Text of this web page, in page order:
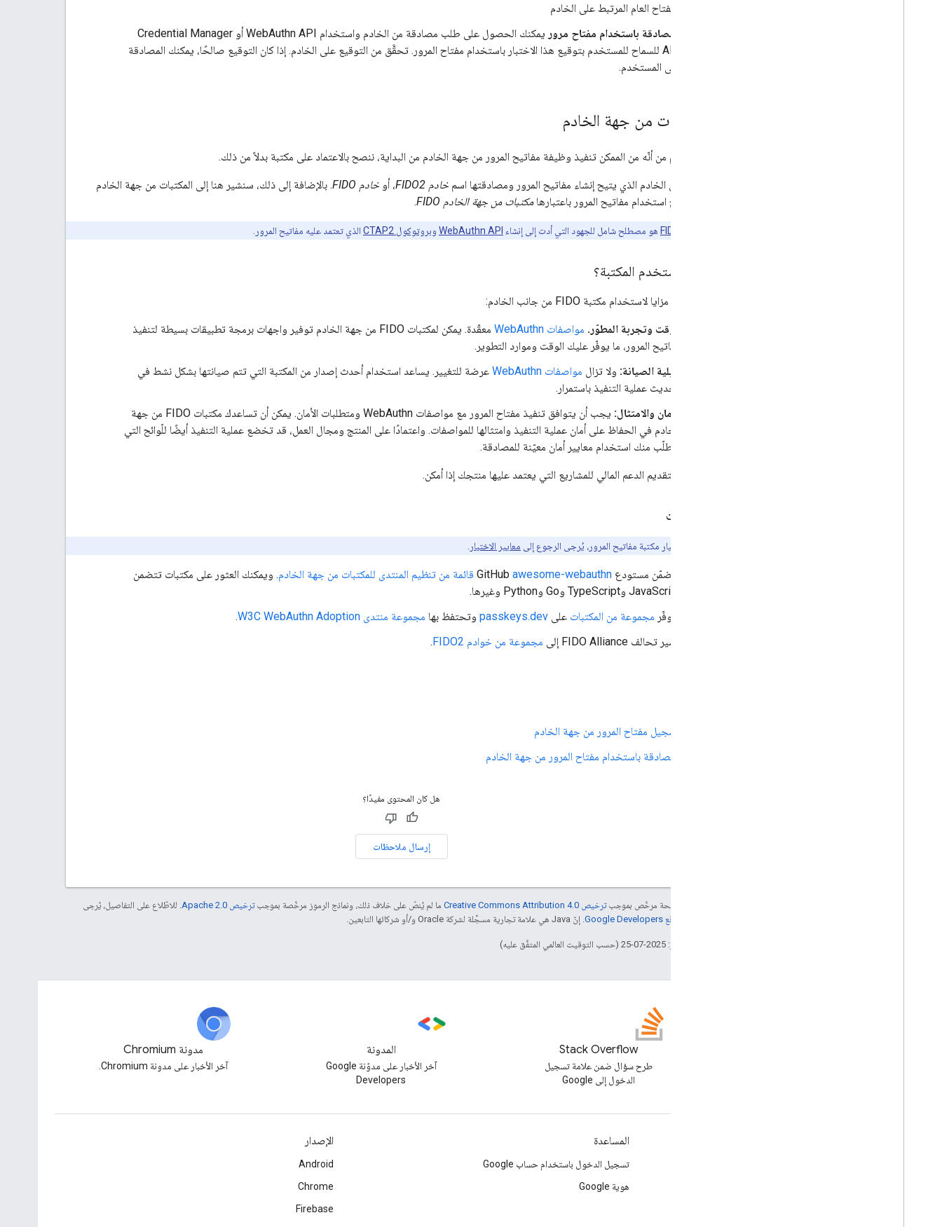
المفتاح العام المرتبط على الخادم
المصادقة باستخدام مفتاح مرور
يمكنك الحصول على طلب مصادقة من الخادم واستخدام WebAuthn API أو Credential Manager
API للسماح للمستخدم بتوقيع هذا الاختبار باستخدام مفتاح المرور. تحقَّق من التوقيع على الخادم. إذا كان التوقيع صالحًا، يمكنك المصادقة
على المستخدم.
المكتبات من جهة الخادم
على الرغم من أنّه من الممكن تنفيذ وظيفة مفاتيح المرور من جهة الخادم من البداية، ننصح بالاعتماد على مكتبة بدلاً من ذلك.
يُطلَق على الخادم الذي يتيح إنشاء مفاتيح المرور ومصادقتها اسم خادم FIDO2 ، أو خادم FIDO
. بالإضافة إلى ذلك، سنشير هنا إلى المكتبات من جهة الخادم
التي تتيح استخدام مفاتيح المرور باعتبارها مكتبات من جهة الخادم FIDO .
FIDO2 هو مصطلح شامل للجهود التي أدت إلى إنشاء WebAuthn API وبروتوكول CTAP2 الذي تعتمد عليه مفاتيح المرور.
لماذا تستخدم المكتبة؟
هناك عدة مزايا لاستخدام مكتبة FIDO من جانب الخادم:
الوقت وتجربة المطوّر. مواصفات WebAuthn
معقّدة. يمكن لمكتبات FIDO من جهة الخادم توفير واجهات برمجة تطبيقات بسيطة لتنفيذ
مفاتيح المرور، ما يوفّر عليك الوقت وموارد التطوير.
قابلية الصيانة: ولا تزال مواصفات WebAuthn
عرضة للتغيير. يساعد استخدام أحدث إصدار من المكتبة التي تتم صيانتها بشكل نشط في
تحديث عملية التنفيذ باستمرار.
الأمان والامتثال:
يجب أن يتوافق تنفيذ مفتاح المرور مع مواصفات WebAuthn ومتطلبات الأمان. يمكن أن تساعدك مكتبات FIDO من جهة
الخادم في الحفاظ على أمان عملية التنفيذ وامتثالها للمواصفات. واعتمادًا على المنتج ومجال العمل، قد تخضع عملية التنفيذ أيضًا للّوائح التي
تتطلّب منك استخدام معايير أمان معيّنة للمصادقة.
ننصحك بتقديم الدعم المالي للمشاريع التي يعتمد عليها منتجك إذا أمكن.
المكتبات
لاختيار مكتبة مفاتيح المرور، يُرجى الرجوع إلى معايير الاختيار
يتضمّن مستودع GitHub awesome-webauthn قائمة من تنظيم المنتدى للمكتبات من جهة الخادم. ويمكنك العثور على مكتبات تتضمن
JavaScript وTypeScript وGo وPython وغيرها.
تتوفّر مجموعة من المكتبات على passkeys.dev وتحتفظ بها مجموعة منتدى W3C WebAuthn Adoption
.
يشير تحالف FIDO Alliance إلى
مجموعة من خوادم FIDO2 .
تسجيل مفتاح المرور من جهة الخادم
المصادقة باستخدام مفتاح المرور من جهة الخادم
هل كان المحتوى مفيدًا؟
إرسال ملاحظات
إنّ محتوى هذه الصفحة مرخّص بموجبترخيص Creative Commons Attribution 4.0‏ ما لم يُنصّ على خلاف ذلك، ونماذج الرموز مرخّصة بموجبترخيص Apache 2.0‏
. للاطّلاع على التفاصيل، يُرجى
سياسات موقع Google Developers‏ . إنّ Java هي علامة تجارية مسجَّلة لشركة Oracle و/أو شركائها التابعين.
تاريخ التعديل الأخير: 2025-07-25 (حسب التوقيت العالمي المتفَّق عليه)
Stack Overflow
طرح سؤال ضمن علامة تسجيل
الدخول إلى Google
المدونة
آخر الأخبار على مدوّنة Google
Developers
مدونة Chromium
آخر الأخبار على مدونة Chromium.
المساعدة
تسجيل الدخول باستخدام حساب Google
هوية Google
الإصدار
Android
Chrome
Firebase